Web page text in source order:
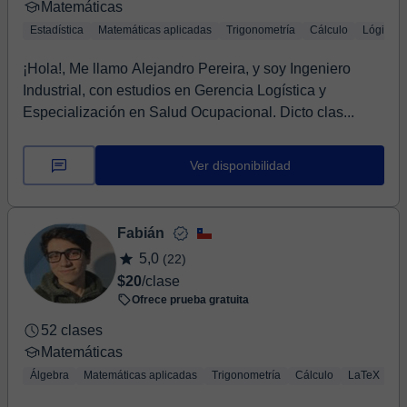
Matemáticas
Estadística Matemáticas aplicadas Trigonometría Cálculo Lógica
¡Hola!, Me llamo Alejandro Pereira, y soy Ingeniero
Industrial, con estudios en Gerencia Logística y
Especialización en Salud Ocupacional. Dicto clas...
Ver disponibilidad
Fabián
5,0 (22)
$20/clase
Ofrece prueba gratuita
52 clases
Matemáticas
Álgebra Matemáticas aplicadas Trigonometría Cálculo LaTeX